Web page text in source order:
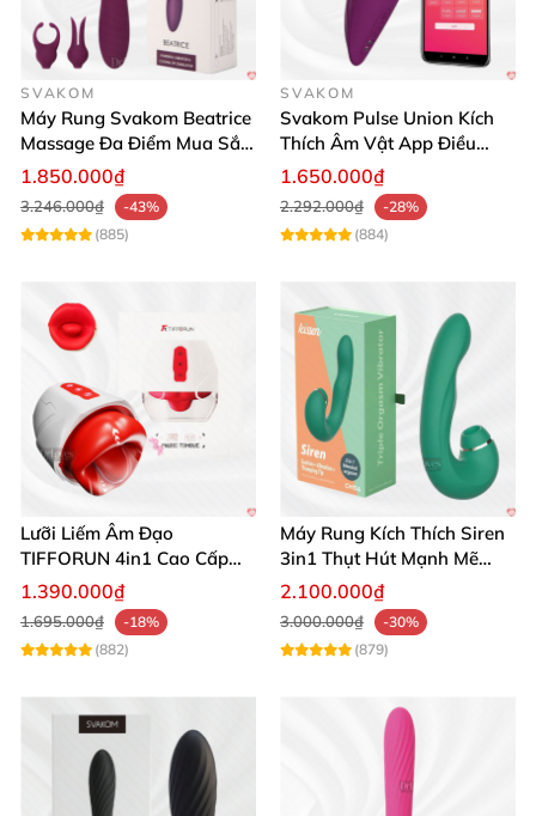
SVAKOM
Máy Rung Svakom Beatrice
Massage Đa Điểm Mua Sắm
Ngay
1.850.000₫
3.246.000₫
-43%
(885)
SVAKOM
Svakom Pulse Union Kích
Thích Âm Vật App Điều
Khiển Mua Ngay
1.650.000₫
2.292.000₫
-28%
(884)
Lưỡi Liếm Âm Đạo
TIFFORUN 4in1 Cao Cấp
Siêu Mượt Hấp Dẫn
1.390.000₫
1.695.000₫
-18%
(882)
Máy Rung Kích Thích Siren
3in1 Thụt Hút Mạnh Mẽ
Thỏa Mãn
2.100.000₫
3.000.000₫
-30%
(879)